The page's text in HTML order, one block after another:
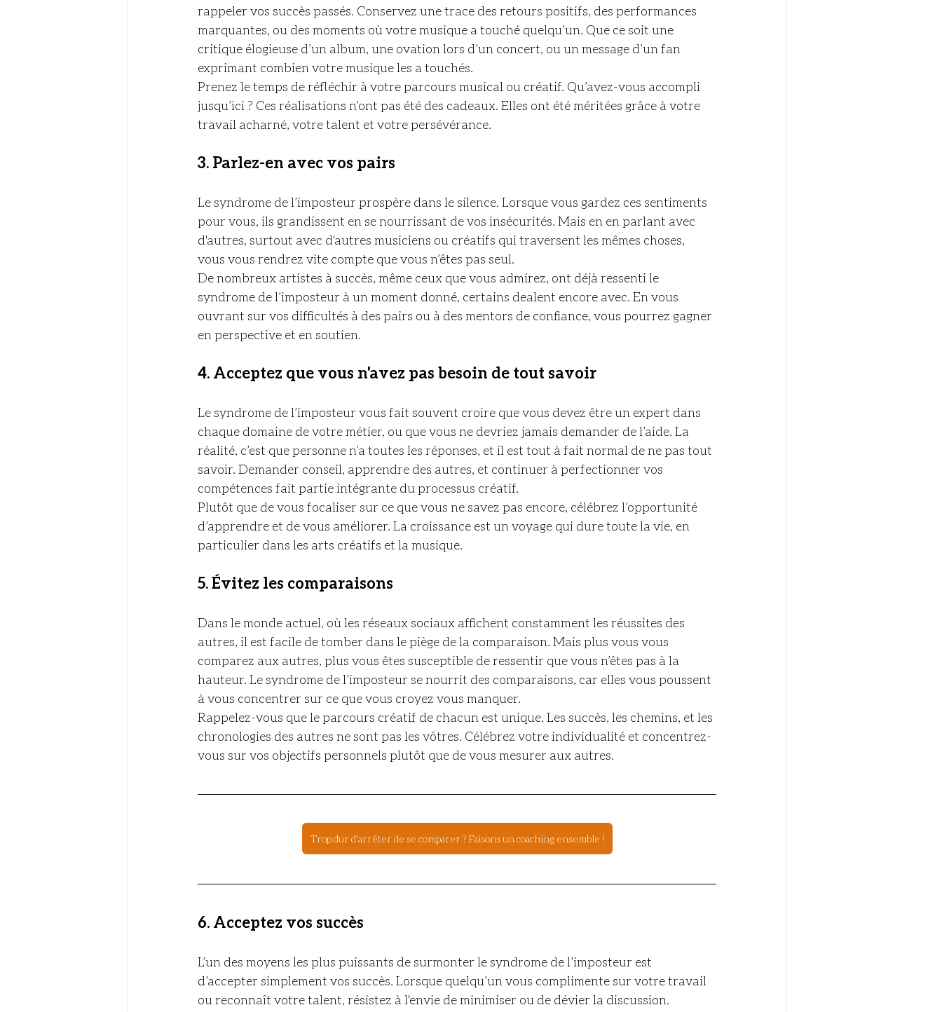
rappeler vos succès passés. Conservez une trace des retours positifs, des performances
marquantes, ou des moments où votre musique a touché quelqu’un. Que ce soit une
critique élogieuse d’un album, une ovation lors d’un concert, ou un message d’un fan
exprimant combien votre musique les a touchés.
Prenez le temps de réfléchir à votre parcours musical ou créatif. Qu’avez-vous accompli
jusqu’ici ? Ces réalisations n’ont pas été des cadeaux. Elles ont été méritées grâce à votre
travail acharné, votre talent et votre persévérance.
3. Parlez-en avec vos pairs
Le syndrome de l’imposteur prospère dans le silence. Lorsque vous gardez ces sentiments
pour vous, ils grandissent en se nourrissant de vos insécurités. Mais en en parlant avec
d'autres, surtout avec d'autres musiciens ou créatifs qui traversent les mêmes choses,
vous vous rendrez vite compte que vous n’êtes pas seul.
De nombreux artistes à succès, même ceux que vous admirez, ont déjà ressenti le
syndrome de l’imposteur à un moment donné, certains dealent encore avec. En vous
ouvrant sur vos difficultés à des pairs ou à des mentors de confiance, vous pourrez gagner
en perspective et en soutien.
4. Acceptez que vous n'avez pas besoin de tout savoir
Le syndrome de l’imposteur vous fait souvent croire que vous devez être un expert dans
chaque domaine de votre métier, ou que vous ne devriez jamais demander de l’aide. La
réalité, c’est que personne n’a toutes les réponses, et il est tout à fait normal de ne pas tout
savoir. Demander conseil, apprendre des autres, et continuer à perfectionner vos
compétences fait partie intégrante du processus créatif.
Plutôt que de vous focaliser sur ce que vous ne savez pas encore, célébrez l’opportunité
d’apprendre et de vous améliorer. La croissance est un voyage qui dure toute la vie, en
particulier dans les arts créatifs et la musique.
5. Évitez les comparaisons
Dans le monde actuel, où les réseaux sociaux affichent constamment les réussites des
autres, il est facile de tomber dans le piège de la comparaison. Mais plus vous vous
comparez aux autres, plus vous êtes susceptible de ressentir que vous n’êtes pas à la
hauteur. Le syndrome de l’imposteur se nourrit des comparaisons, car elles vous poussent
à vous concentrer sur ce que vous croyez vous manquer.
Rappelez-vous que le parcours créatif de chacun est unique. Les succès, les chemins, et les
chronologies des autres ne sont pas les vôtres. Célébrez votre individualité et concentrez-
vous sur vos objectifs personnels plutôt que de vous mesurer aux autres.
Trop dur d'arrêter de se comparer ? Faisons un coaching ensemble !
6. Acceptez vos succès
L’un des moyens les plus puissants de surmonter le syndrome de l’imposteur est
d’accepter simplement vos succès. Lorsque quelqu’un vous complimente sur votre travail
ou reconnaît votre talent, résistez à l'envie de minimiser ou de dévier la discussion.